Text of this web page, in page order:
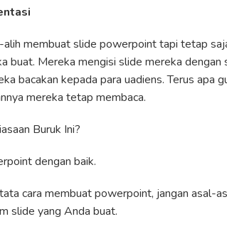
alih membuat slide powerpoint tapi tetap
buat. Mereka mengisi slide mereka dengan
bacakan kepada para uadiens. Terus apa
mereka tetap membaca.
Buruk Ini?
dengan baik.
cara membuat powerpoint, jangan asal-
slide yang Anda buat.